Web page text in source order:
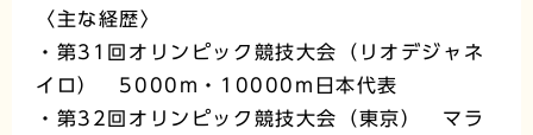
〈主な経歴〉
・第31回オリンピック競技大会（リオデジャネ
イロ） 5000m・10000m日本代表
・第32回オリンピック競技大会（東京） マラ